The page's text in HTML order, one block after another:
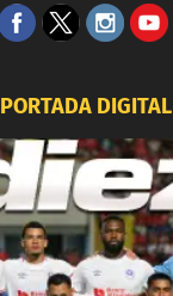
PORTADA DIGITAL